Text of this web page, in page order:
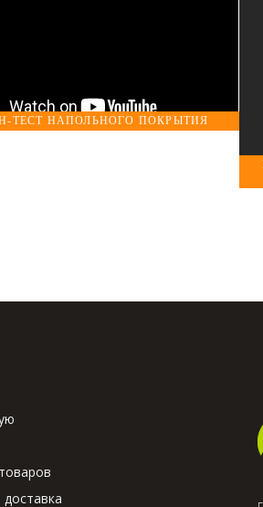
ТЕСТ НАПОЛЬНОГО ПОКРЫТИЯ